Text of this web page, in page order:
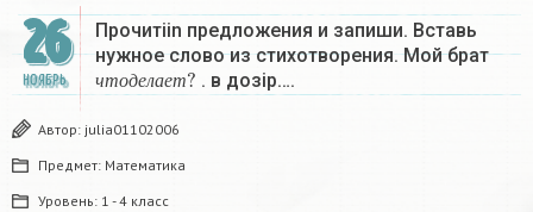
26
НОЯБРЬ
Прочитiin предложения и запиши. Вставь
нужное слово из стихотворения. Мой брат
ч т о д ел а е т
т д т . в дозір….
Автор: julia01102006
Предмет: Математика
Уровень: 1 - 4 класс